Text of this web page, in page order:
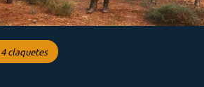
4 claquetes